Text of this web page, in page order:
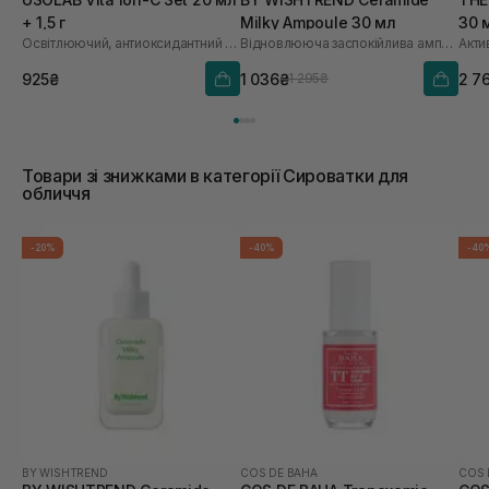
+ 1,5 г
Освітлюючий, антиоксидантний та омолоджуючий набір
925₴
Milky Ampoule 30 мл
Відновлююча заспокійлива ампула для обличчя
1 036₴1 295₴
30
2
Товари зі знижками в категорії Сироватки для
обличчя
-20%
BY WISHTREND
-40%
COS DE BAHA
-
COS